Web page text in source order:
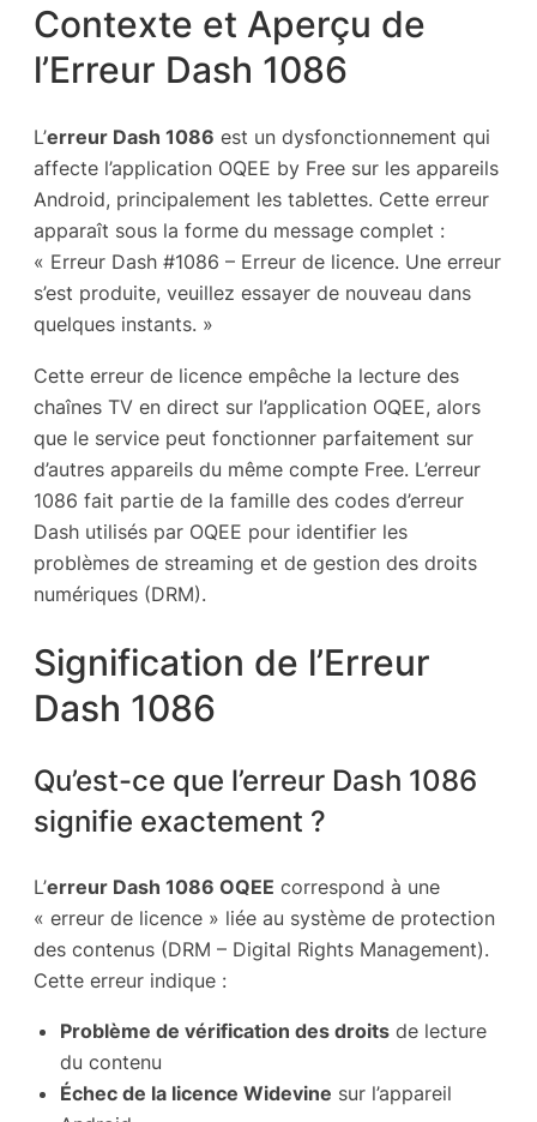
Contexte et Aperçu de
l’Erreur Dash 1086
L’erreur Dash 1086 est un dysfonctionnement qui
affecte l’application OQEE by Free sur les appareils
Android, principalement les tablettes. Cette erreur
apparaît sous la forme du message complet :
« Erreur Dash #1086 – Erreur de licence. Une erreur
s’est produite, veuillez essayer de nouveau dans
quelques instants. »
Cette erreur de licence empêche la lecture des
chaînes TV en direct sur l’application OQEE, alors
que le service peut fonctionner parfaitement sur
d’autres appareils du même compte Free. L’erreur
1086 fait partie de la famille des codes d’erreur
Dash utilisés par OQEE pour identifier les
problèmes de streaming et de gestion des droits
numériques (DRM).
Signification de l’Erreur
Dash 1086
Qu’est-ce que l’erreur Dash 1086
signifie exactement ?
L’erreur Dash 1086 OQEE correspond à une
« erreur de licence » liée au système de protection
des contenus (DRM – Digital Rights Management).
Cette erreur indique :
Problème de vérification des droits de lecture
du contenu
Échec de la licence Widevine sur l’appareil